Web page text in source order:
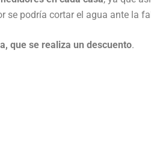
se podría cortar el agua ante la
que se realiza un descuento.